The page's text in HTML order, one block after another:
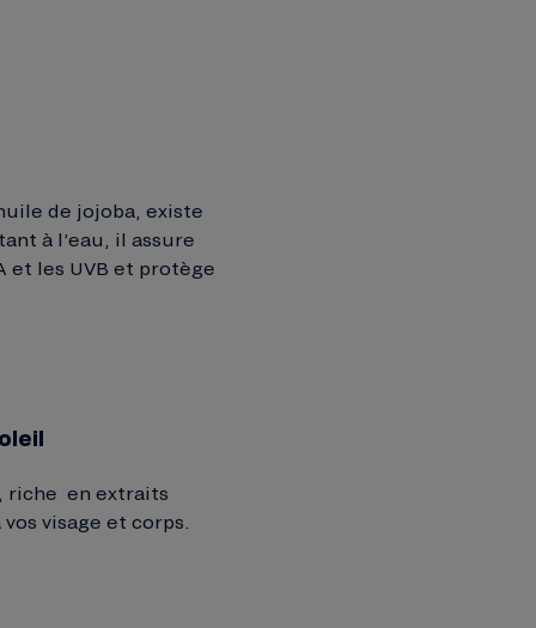
de jojoba, existe
à l’eau, il assure
et les UVB et protège
, riche en extraits
visage et corps.